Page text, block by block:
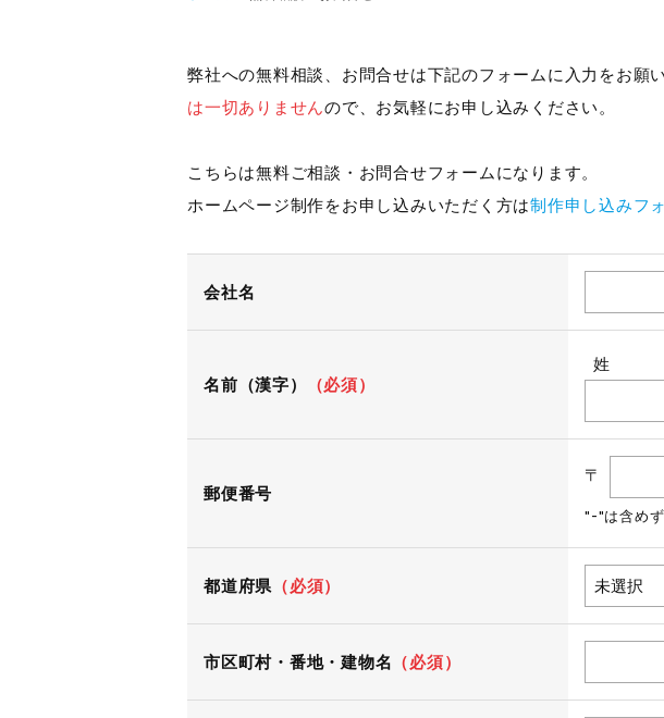
弊社への無料相談、お問合せは下記のフォームに入力をお願
は一切ありませんので、お気軽にお申し込みください。
こちらは無料ご相談・お問合せフォームになります。
ホームページ制作をお申し込みいただく方は制作申し込みフ
会社名
名前（漢字） （必須）
姓
郵便番号
〒
"-"は含めず
都道府県 （必須）
市区町村・番地・建物名 （必須）